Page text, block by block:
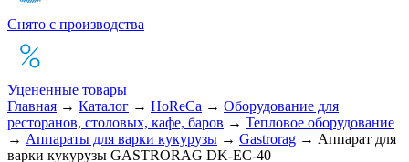
Снято с производства
Уцененные товары
Главная → Каталог → HoReCa → Оборудование для
ресторанов, столовых, кафе, баров → Тепловое оборудование
→ Аппараты для варки кукурузы → Gastrorag → Аппарат для
варки кукурузы GASTRORAG DK-EC-40